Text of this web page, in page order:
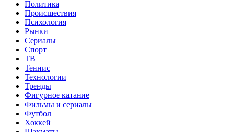
Политика
Происшествия
Психология
Рынки
Сериалы
Спорт
ТВ
Теннис
Технологии
Тренды
Фигурное катание
Фильмы и сериалы
Футбол
Хоккей